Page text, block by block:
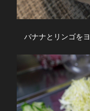
バナナとリンゴをヨ